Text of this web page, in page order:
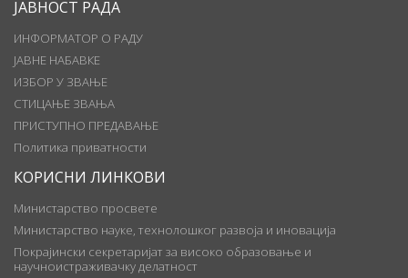
ЈАВНОСТ РАДА
ИНФОРМАТОР О РАДУ
ЈАВНЕ НАБАВКЕ
ИЗБОР У ЗВАЊЕ
СТИЦАЊЕ ЗВАЊА
ПРИСТУПНО ПРЕДАВАЊЕ
Политика приватности
КОРИСНИ ЛИНКОВИ
Министарство просвете
Министарство науке, технолошког развоја и иновација
Покрајински секретаријат за високо образовање и
научноистраживачку делатност